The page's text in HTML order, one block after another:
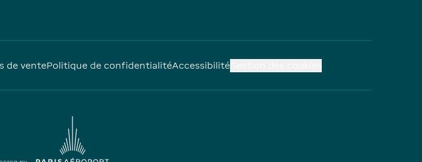
de ventePolitique de confidentialitéAccessibilitéGestion des cookies